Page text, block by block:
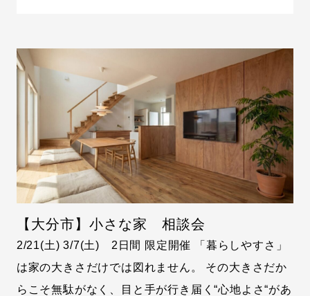
【大分市】小さな家 相談会
2/21(土) 3/7(土) 2日間 限定開催 「暮らしやすさ」
は家の大きさだけでは図れません。 その大きさだか
らこそ無駄がなく、目と手が行き届く“心地よさ“があ